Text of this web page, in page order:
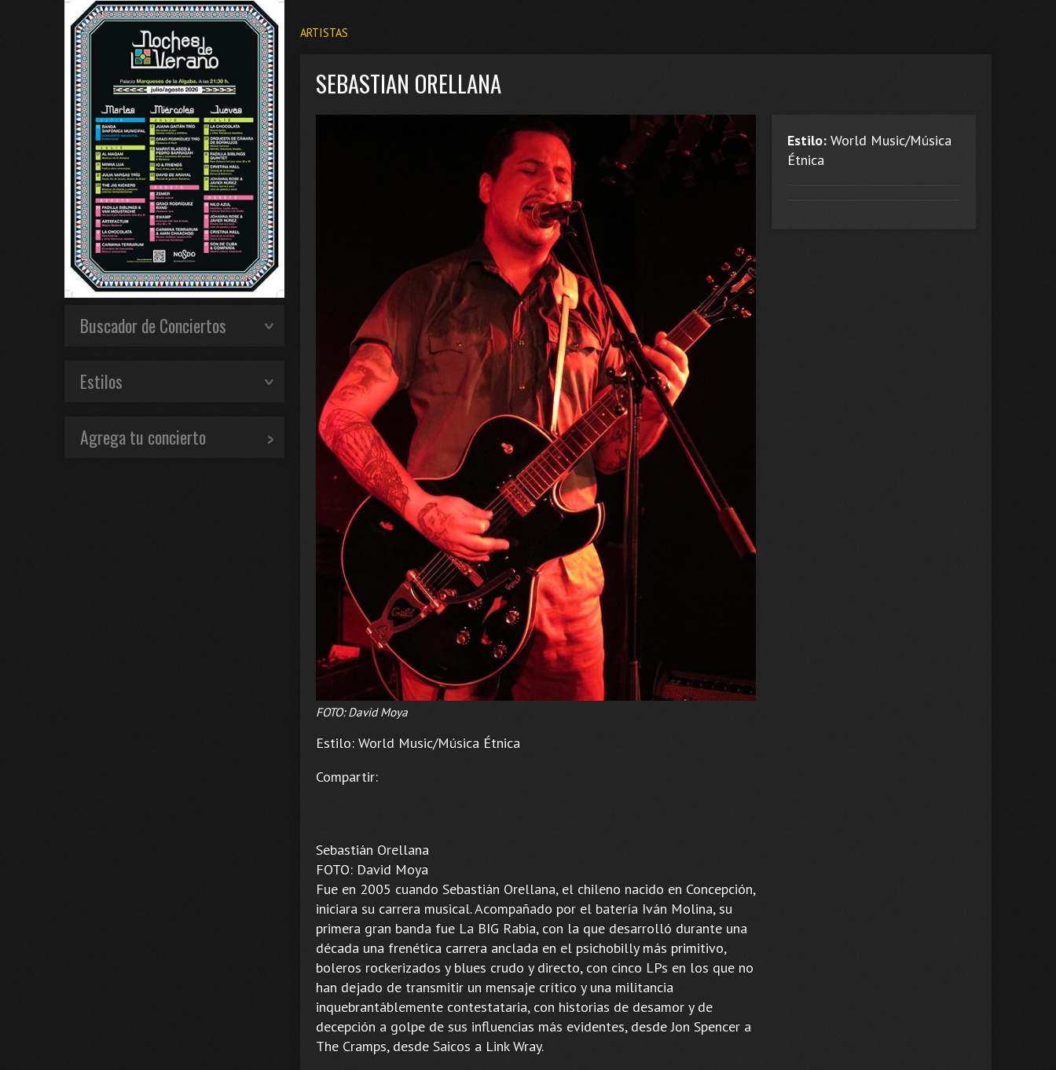
ARTISTAS
SEBASTIAN ORELLANA
Estilo: World Music/Música
Étnica
FOTO: David Moya
Estilo: World Music/Música Étnica
Compartir:
Sebastián Orellana
FOTO: David Moya
Fue en 2005 cuando Sebastián Orellana, el chileno nacido en Concepción,
iniciara su carrera musical. Acompañado por el batería Iván Molina, su
primera gran banda fue La BIG Rabia, con la que desarrolló durante una
década una frenética carrera anclada en el psichobilly más primitivo,
boleros rockerizados y blues crudo y directo, con cinco LPs en los que no
han dejado de transmitir un mensaje crítico y una militancia
inquebrantáblemente contestataria, con historias de desamor y de
decepción a golpe de sus influencias más evidentes, desde Jon Spencer a
The Cramps, desde Saicos a Link Wray.
Buscador de Conciertos
Estilos
Agrega tu concierto